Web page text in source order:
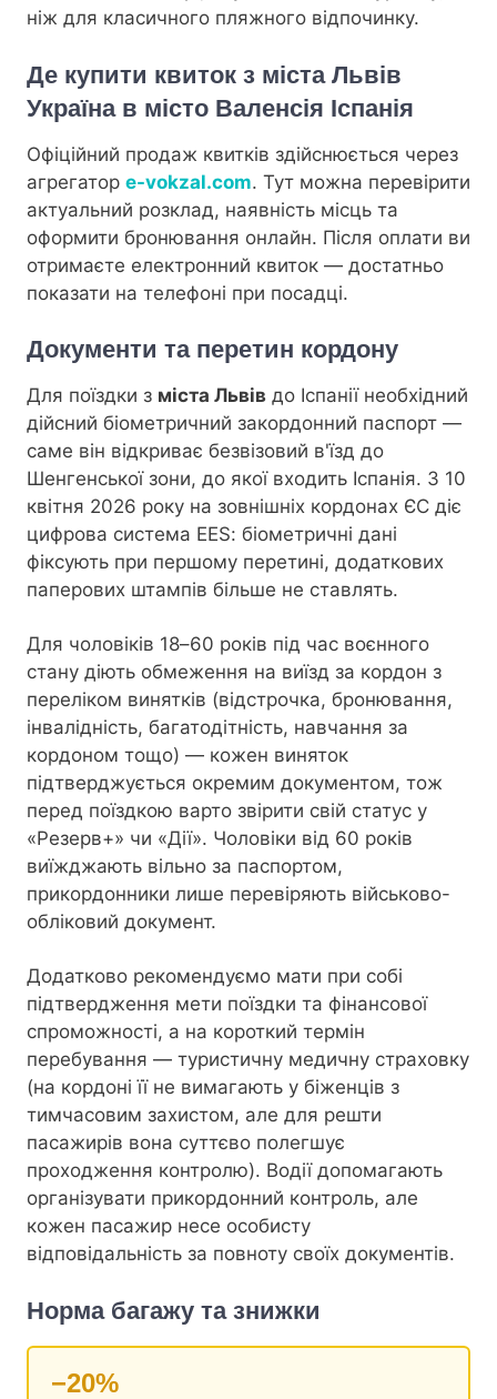
ніж для класичного пляжного відпочинку.
Де купити квиток з міста Львів
Україна в місто Валенсія Іспанія
Офіційний продаж квитків здійснюється через
агрегатор e-vokzal.com. Тут можна перевірити
актуальний розклад, наявність місць та
оформити бронювання онлайн. Після оплати ви
отримаєте електронний квиток — достатньо
показати на телефоні при посадці.
Документи та перетин кордону
Для поїздки з міста Львів до Іспанії необхідний
дійсний біометричний закордонний паспорт —
саме він відкриває безвізовий в'їзд до
Шенгенської зони, до якої входить Іспанія. З 10
квітня 2026 року на зовнішніх кордонах ЄС діє
цифрова система EES: біометричні дані
фіксують при першому перетині, додаткових
паперових штампів більше не ставлять.
Для чоловіків 18–60 років під час воєнного
стану діють обмеження на виїзд за кордон з
переліком винятків (відстрочка, бронювання,
інвалідність, багатодітність, навчання за
кордоном тощо) — кожен виняток
підтверджується окремим документом, тож
перед поїздкою варто звірити свій статус у
«Резерв+» чи «Дії». Чоловіки від 60 років
виїжджають вільно за паспортом,
прикордонники лише перевіряють військово-
обліковий документ.
Додатково рекомендуємо мати при собі
підтвердження мети поїздки та фінансової
спроможності, а на короткий термін
перебування — туристичну медичну страховку
(на кордоні її не вимагають у біженців з
тимчасовим захистом, але для решти
пасажирів вона суттєво полегшує
проходження контролю). Водії допомагають
організувати прикордонний контроль, але
кожен пасажир несе особисту
відповідальність за повноту своїх документів.
Норма багажу та знижки
−20%